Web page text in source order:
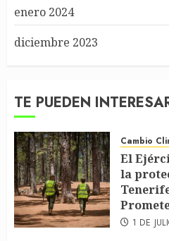
enero 2024
diciembre 2023
TE PUEDEN
Cambio
El
la
1 DE